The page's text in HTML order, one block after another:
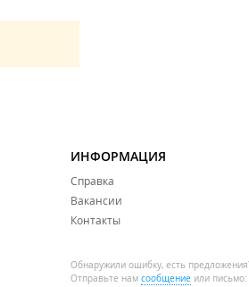
ИНФОРМАЦИЯ
Справка
Вакансии
Контакты
Обнаружили ошибку, есть
Отправьте нам сообщение или письмо: